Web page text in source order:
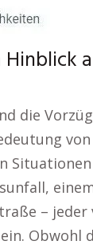
die
–
Obwohl